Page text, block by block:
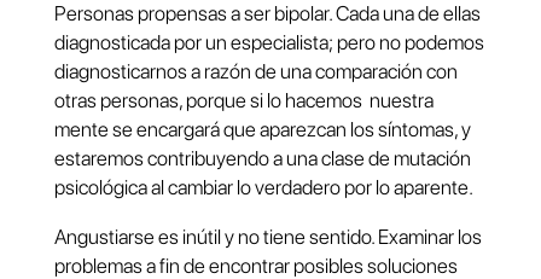
Personas propensas a ser bipolar. Cada una de ellas
diagnosticada por un especialista; pero no podemos
diagnosticarnos a razón de una comparación con
otras personas, porque si lo hacemos nuestra
mente se encargará que aparezcan los síntomas, y
estaremos contribuyendo a una clase de mutación
psicológica al cambiar lo verdadero por lo aparente.
Angustiarse es inútil y no tiene sentido. Examinar los
problemas a fin de encontrar posibles soluciones